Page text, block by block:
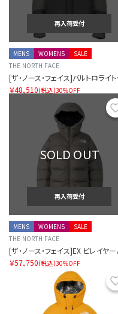
再入荷受付
SALE
MENS
WOMENS
THE NORTH FACE
[ザ・
￥48,510(税込)30%OFF
SOLD OUT
再入荷受付
SALE
MENS
WOMENS
THE NORTH FACE
￥57,750(税込)30%OFF